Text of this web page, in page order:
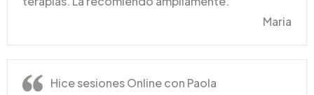
Maria
Hice sesiones Online con Paola